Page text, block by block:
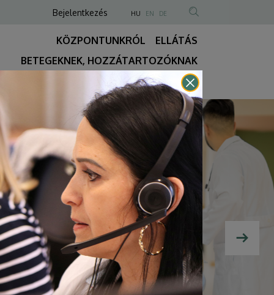
Anonim
fiók
menüje
Bejelentkezés NYELVVÁLASZTÓ
HU EN DE
KERESÉSE
Fő
KÖZPONTUNKRÓL
ELLÁTÁS
BETEGEKNEK, HOZZÁTARTOZÓKNAK
REELS-VIDEÓK